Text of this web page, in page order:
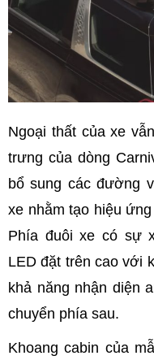
Ngoại thất của xe
trưng của dòng
bổ sung các đường
xe nhằm tạo hiệu
Phía đuôi xe có sự
LED đặt trên cao với
khả năng nhận diện
chuyển phía sau.
Khoang cabin của